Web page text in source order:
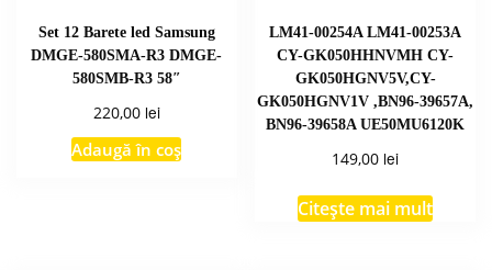
Set 12 Barete led Samsung
DMGE-580SMA-R3 DMGE-
580SMB-R3 58″
220,00 lei
Adaugă în coș
LM41-00254A LM41-00253A
CY-GK050HHNVMH CY-
GK050HGNV5V,CY-
GK050HGNV1V ,BN96-39657A,
BN96-39658A UE50MU6120K
149,00 lei
Citește mai mult